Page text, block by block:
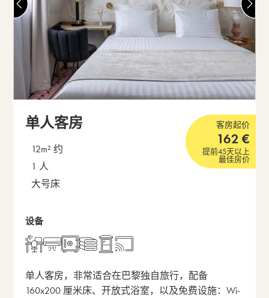
单人客房
12m² 约
1 人
大号床
客房起价
162 €
提前45天以上
最佳房价
设备
单人客房，非常适合在巴黎独自旅行，配备
160x200 厘米床、开放式浴室，以及免费设施：Wi-